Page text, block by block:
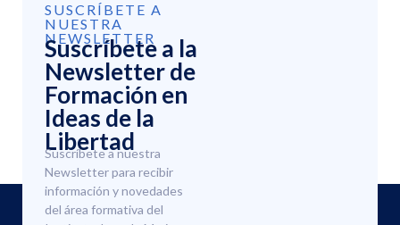
SUSCRÍBETE A
NUESTRA
NEWSLETTER
Suscríbete a la
Newsletter de
Formación en
Ideas de la
Libertad
Suscríbete a nuestra
Newsletter para recibir
información y novedades
del área formativa del